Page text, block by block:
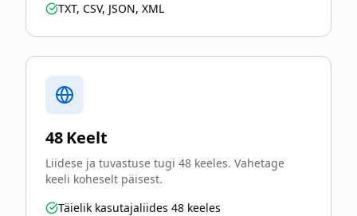
TXT, CSV, JSON, XML
48 Keelt
Liidese ja tuvastuse tugi 48 keeles. Vahetage
keeli koheselt päisest.
Täielik kasutajaliides 48 keeles